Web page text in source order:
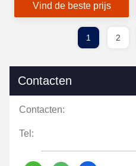
staalmetaal
Vind de beste prijs
1 2
Contacten
Contacten:
Tel: